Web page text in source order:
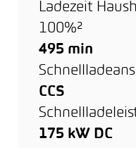
Ladezeit
100%²
495 min
CCS
175 kW DC